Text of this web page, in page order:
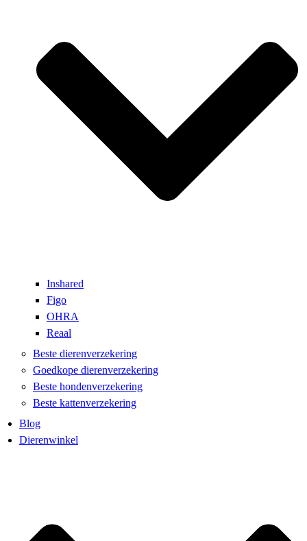
Inshared
Figo
OHRA
Reaal
Beste dierenverzekering
Goedkope dierenverzekering
Beste hondenverzekering
Beste kattenverzekering
Blog
Dierenwinkel